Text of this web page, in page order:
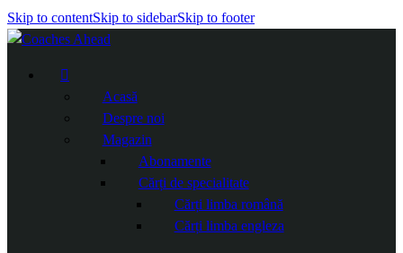
Skip to contentSkip to sidebarSkip to footer
Acasă
Despre noi
Magazin
Abonamente
Cărți de specialitate
Cărți limba română
Cărți limba engleza